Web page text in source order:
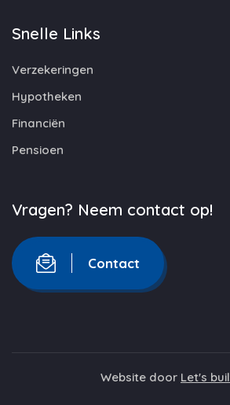
Snelle Links
Verzekeringen
Hypotheken
Financiën
Pensioen
Vragen? Neem contact op!
Contact
Website door Let's